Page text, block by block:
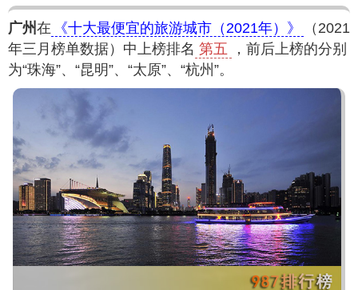
广州在 《十大最便宜的旅游城市（2021年）》
（2021
年三月榜单数据）中上榜排名 第五
，前后上榜的分别
为“珠海”、“昆明”、“太原”、“杭州”。